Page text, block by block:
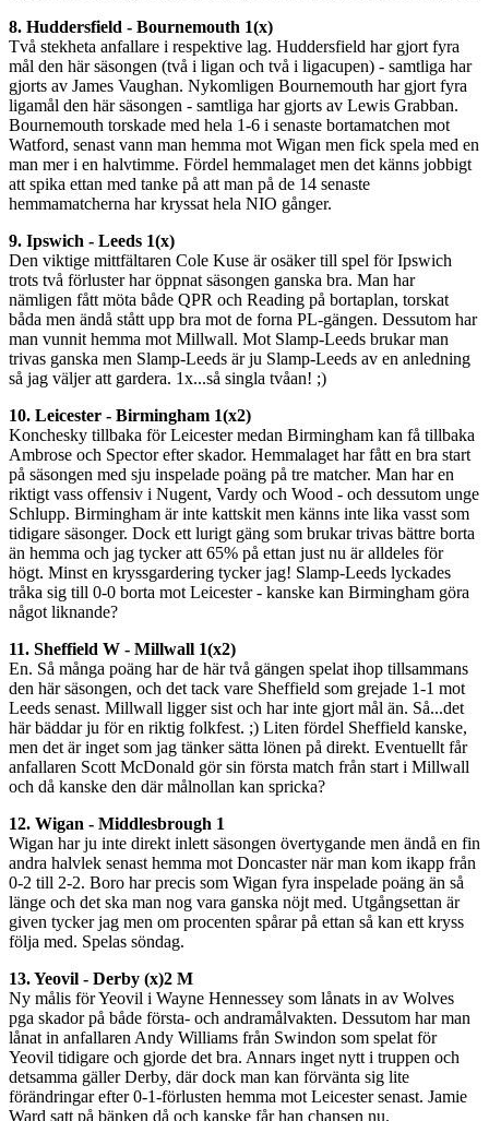
8. Huddersfield - Bournemouth 1(x)
Två stekheta anfallare i respektive lag. Huddersfield har gjort fyra
mål den här säsongen (två i ligan och två i ligacupen) - samtliga har
gjorts av James Vaughan. Nykomligen Bournemouth har gjort fyra
ligamål den här säsongen - samtliga har gjorts av Lewis Grabban.
Bournemouth torskade med hela 1-6 i senaste bortamatchen mot
Watford, senast vann man hemma mot Wigan men fick spela med en
man mer i en halvtimme. Fördel hemmalaget men det känns jobbigt
att spika ettan med tanke på att man på de 14 senaste
hemmamatcherna har kryssat hela NIO gånger.
9. Ipswich - Leeds 1(x)
Den viktige mittfältaren Cole Kuse är osäker till spel för Ipswich
trots två förluster har öppnat säsongen ganska bra. Man har
nämligen fått möta både QPR och Reading på bortaplan, torskat
båda men ändå stått upp bra mot de forna PL-gängen. Dessutom har
man vunnit hemma mot Millwall. Mot Slamp-Leeds brukar man
trivas ganska men Slamp-Leeds är ju Slamp-Leeds av en anledning
så jag väljer att gardera. 1x...så singla tvåan! ;)
10. Leicester - Birmingham 1(x2)
Konchesky tillbaka för Leicester medan Birmingham kan få tillbaka
Ambrose och Spector efter skador. Hemmalaget har fått en bra start
på säsongen med sju inspelade poäng på tre matcher. Man har en
riktigt vass offensiv i Nugent, Vardy och Wood - och dessutom unge
Schlupp. Birmingham är inte kattskit men känns inte lika vasst som
tidigare säsonger. Dock ett lurigt gäng som brukar trivas bättre borta
än hemma och jag tycker att 65% på ettan just nu är alldeles för
högt. Minst en kryssgardering tycker jag! Slamp-Leeds lyckades
tråka sig till 0-0 borta mot Leicester - kanske kan Birmingham göra
något liknande?
11. Sheffield W - Millwall 1(x2)
En. Så många poäng har de här två gängen spelat ihop tillsammans
den här säsongen, och det tack vare Sheffield som grejade 1-1 mot
Leeds senast. Millwall ligger sist och har inte gjort mål än. Så...det
här bäddar ju för en riktig folkfest. ;) Liten fördel Sheffield kanske,
men det är inget som jag tänker sätta lönen på direkt. Eventuellt får
anfallaren Scott McDonald gör sin första match från start i Millwall
och då kanske den där målnollan kan spricka?
12. Wigan - Middlesbrough 1
Wigan har ju inte direkt inlett säsongen övertygande men ändå en fin
andra halvlek senast hemma mot Doncaster när man kom ikapp från
0-2 till 2-2. Boro har precis som Wigan fyra inspelade poäng än så
länge och det ska man nog vara ganska nöjt med. Utgångsettan är
given tycker jag men om procenten spårar på ettan så kan ett kryss
följa med. Spelas söndag.
13. Yeovil - Derby (x)2 M
Ny målis för Yeovil i Wayne Hennessey som lånats in av Wolves
pga skador på både första- och andramålvakten. Dessutom har man
lånat in anfallaren Andy Williams från Swindon som spelat för
Yeovil tidigare och gjorde det bra. Annars inget nytt i truppen och
detsamma gäller Derby, där dock man kan förvänta sig lite
förändringar efter 0-1-förlusten hemma mot Leicester senast. Jamie
Ward satt på bänken då och kanske får han chansen nu.